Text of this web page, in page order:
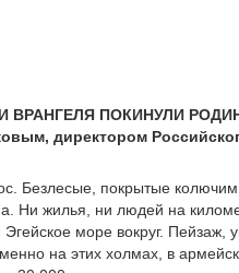
ВРАНГЕЛЯ ПОКИНУЛИ
директором
Безлесые, покрытые
Ни жилья, ни людей на
море вокруг.
на этих холмах, в